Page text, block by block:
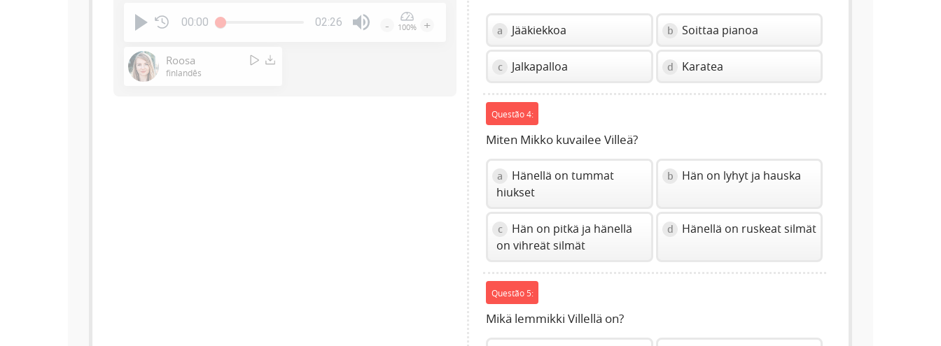
00:00 02:26 - 100% +
Roosa
finlandês
a Jääkiekkoa b Soittaa pianoa
c Jalkapalloa d Karatea
Questão 4:
Miten Mikko kuvailee Villeä?
a
Hänellä on tummat
hiukset
b Hän on lyhyt ja hauska
c
Hän on pitkä ja hänellä
on vihreät silmät
d Hänellä on ruskeat silmät
Questão 5:
Mikä lemmikki Villellä on?